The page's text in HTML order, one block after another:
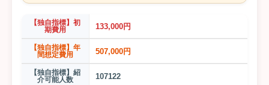
【独自指標】初
期費用
133,000円
【独自指標】年
間想定費用
507,000円
【独自指標】紹
介可能人数
107122